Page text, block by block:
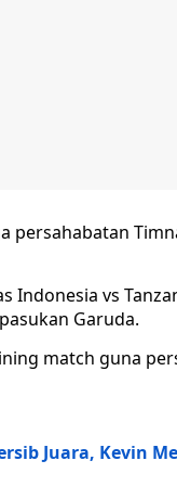
persahabatan
Indonesia vs
Garuda.
match guna
Juara, Kevin